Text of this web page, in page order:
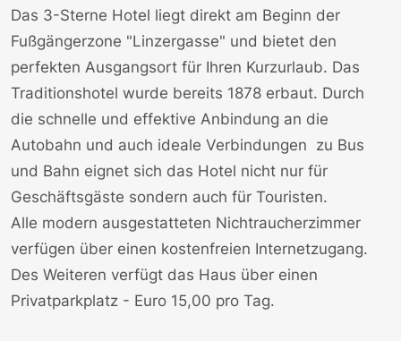
Das 3-Sterne Hotel liegt direkt am Beginn der
Fußgängerzone "Linzergasse" und bietet den
perfekten Ausgangsort für Ihren Kurzurlaub. Das
Traditionshotel wurde bereits 1878 erbaut. Durch
die schnelle und effektive Anbindung an die
Autobahn und auch ideale Verbindungen zu Bus
und Bahn eignet sich das Hotel nicht nur für
Geschäftsgäste sondern auch für Touristen.
Alle modern ausgestatteten Nichtraucherzimmer
verfügen über einen kostenfreien Internetzugang.
Des Weiteren verfügt das Haus über einen
Privatparkplatz - Euro 15,00 pro Tag.